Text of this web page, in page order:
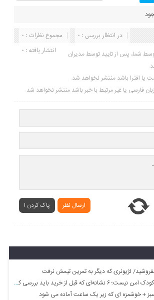
مجموع نظرات : 0
در انتظار بررسی : 0
انتشار یافته : 0
شما، پس از تایید توسط مدیران
یا افترا باشد منتشر نخواهد شد.
فارسی یا غیر مرتبط با خبر باشد منتشر نخواهد شد.
ارسال نظر پاک کردن !
لژیونری که دیگر به تمرین تیمش نرفت
که قبل از خرید باید بررسی کنید
+ خوشمزه ای که زیر یک ساعت آماده می شود